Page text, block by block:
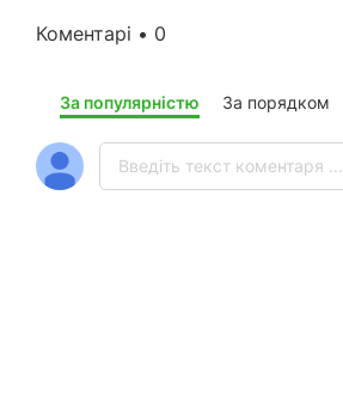
Коментарі • 0
За популярністю За порядком